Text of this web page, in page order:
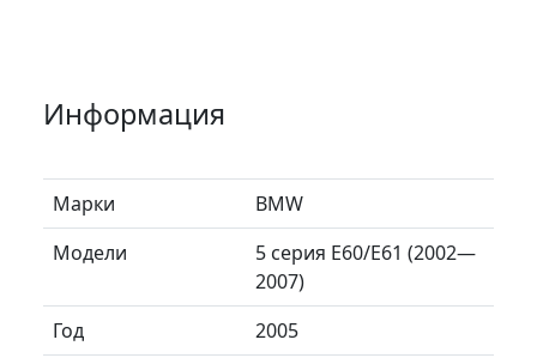
Информация
Марки
BMW
Модели
5 серия E60/E61 (2002—
2007)
Год
2005